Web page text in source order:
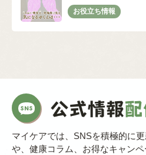
マイケアでは、SNSを積極的に
や、健康コラム、お得なキャン